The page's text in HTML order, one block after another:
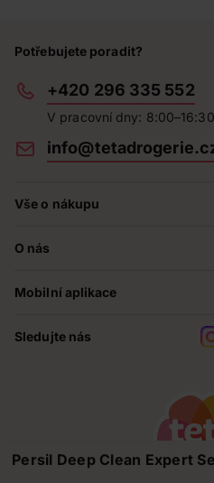
Persil Deep Clean Expert
Potřebujete poradit?
+420 296 335 552
V pracovní dny: 8:00–16:30
Vše o nákupu
Prodejny
Obchodní podmínky
O nás
Teta pomáhá
Kontakty
Mobilní aplikace
Sledujte nás